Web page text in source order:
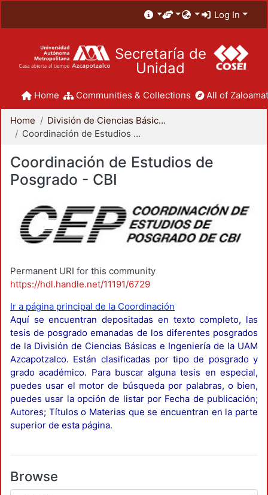
Log In
Secretaría de
Unidad
Home Communities & Collections All of
Home
División de Ciencias Básicas e Ingeniería
Coordinación de Estudios de Posgrado - CBI
Coordinación de Estudios de
Posgrado - CBI
Permanent URI for this community
https://hdl.handle.net/11191/6729
Ir a página principal de la Coordinación
Aquí se encuentran depositadas en texto completo, las
tesis de posgrado emanadas de los diferentes posgrados
de la División de Ciencias Básicas e Ingeniería de la UAM
Azcapotzalco. Están clasificadas por tipo de posgrado y
grado académico. Para buscar alguna tesis en especial,
puedes usar el motor de búsqueda por palabras, o bien,
puedes usar la opción de listar por Fecha de publicación;
Autores; Títulos o Materias que se encuentran en la parte
superior de esta página.
Browse